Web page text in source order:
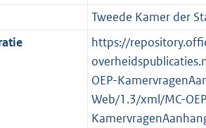
K
b
2
K
Tweede Kamer der
https://
OEP-
Web/1.3/xml/MC-